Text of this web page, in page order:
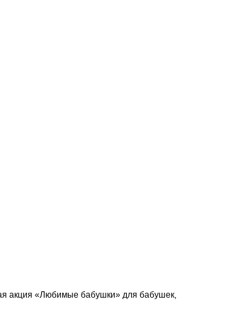
акция «Любимые бабушки» для бабушек,